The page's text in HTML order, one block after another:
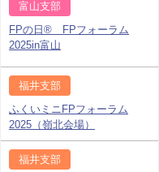
富山支部
FPの日® FPフォーラム
2025in富山
福井支部
ふくいミニFPフォーラム
2025（嶺北会場）
福井支部